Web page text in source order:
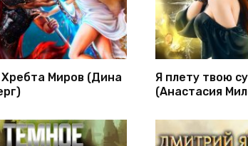
Миров (Дина
Я плету твою
(Анастасия